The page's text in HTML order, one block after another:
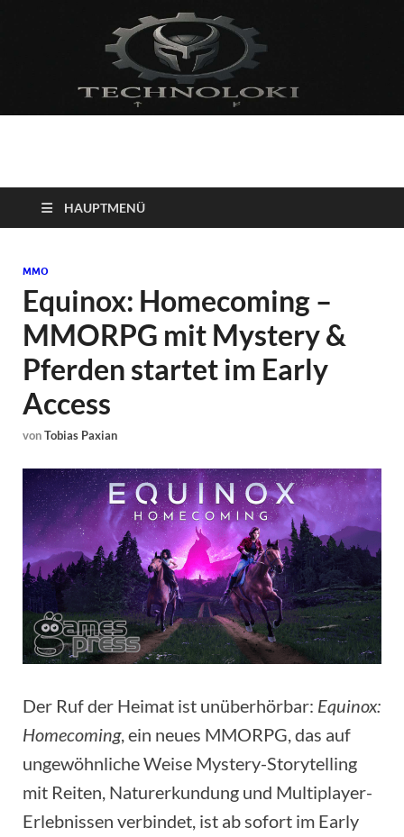
Technoloki: Gaming
und Entertainment
News
Blockbuster, Indie-Perlen und Retro-Klassiker.
HAUPTMENÜ
MMO
Equinox: Homecoming –
MMORPG mit Mystery &
Pferden startet im Early
Access
vonTobias Paxian
Der Ruf der Heimat ist unüberhörbar: Equinox:
Homecoming, ein neues MMORPG, das auf
ungewöhnliche Weise Mystery-Storytelling
mit Reiten, Naturerkundung und Multiplayer-
Erlebnissen verbindet, ist ab sofort im Early